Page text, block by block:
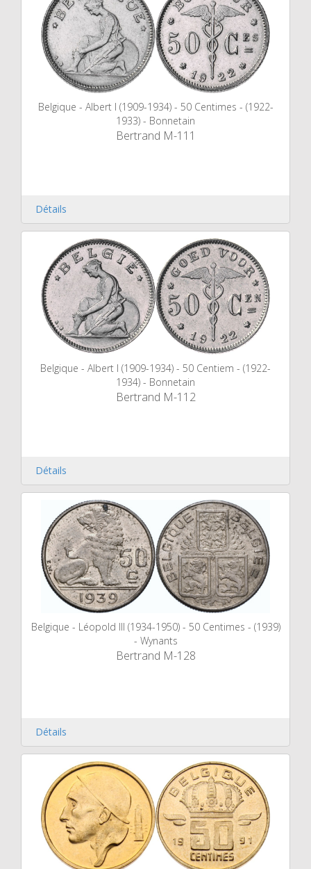
Belgique - Albert I (1909-1934) - 50 Centimes - (1922-
1933) - Bonnetain
Bertrand M-111
Détails
Belgique - Albert I (1909-1934) - 50 Centiem - (1922-
1934) - Bonnetain
Bertrand M-112
Détails
Belgique - Léopold III (1934-1950) - 50 Centimes - (1939)
- Wynants
Bertrand M-128
Détails